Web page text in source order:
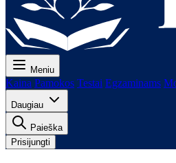
Meniu
Kaina Pamokos Testai Egzaminams
Daugiau
Paieška
Prisijungti